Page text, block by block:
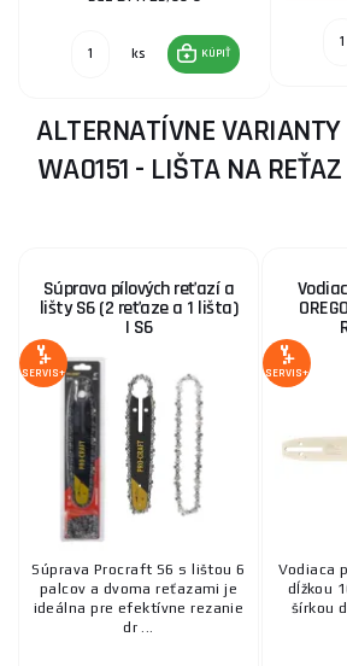
ks KÚPIŤ
ALTERNATÍVNE
WA0151 - LIŠTA NA
Súprava pílových reťazí a
lišty S6 (2 reťaze a 1 lišta)
| S6
SERVIS+
Súprava Procraft S6 s lištou 6
palcov a dvoma reťazami je
ideálna pre efektívne rezanie
dr ...
SERVIS+
Vodiaca
dĺžkou
šírkou